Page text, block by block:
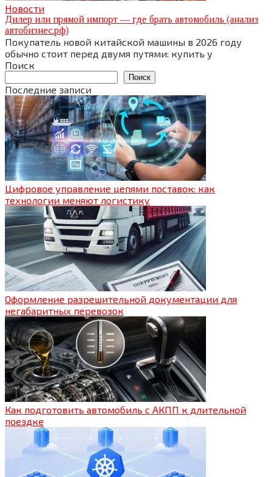
Новости
Дилер или прямой импорт — где брать автомобиль (анализ
автобизнес.рф)
Покупатель новой китайской машины в 2026 году
обычно стоит перед двумя путями: купить у
Поиск
Поиск
Последние записи
Цифровое управление цепями поставок: как
технологии меняют логистику
Оформление разрешительной документации для
негабаритных перевозок
Как подготовить автомобиль с АКПП к длительной
поездке